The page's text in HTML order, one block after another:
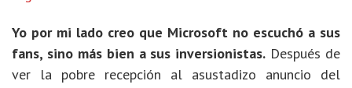
Yo por mi lado creo que Microsoft no escuchó a sus
fans, sino más bien a sus inversionistas. Después de
ver la pobre recepción al asustadizo anuncio del